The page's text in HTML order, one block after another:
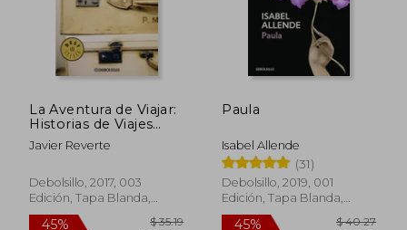
La Aventura de Viajar:
Historias de Viajes
Extraordinarios
Javier Reverte
Debolsillo, 2017, 003
Edición, Tapa Blanda,
Nuevo
Paula
Isabel Allende
(31)
Debolsillo, 2019, 001
Edición, Tapa Blanda,
Usado